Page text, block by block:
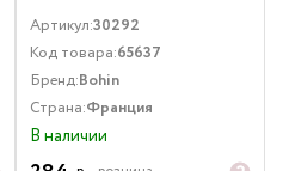
Артикул:30292
Код товара:65637
Бренд:Bohin
Страна:Франция
В наличии